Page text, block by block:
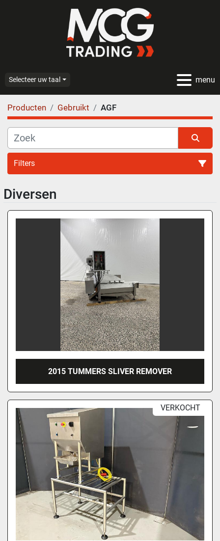
menu
Selecteer uw taal
Producten Gebruikt AGF
Filters
AGF (4)
Sorteren op
Diversen
2015 TUMMERS SLIVER REMOVER
VERKOCHT